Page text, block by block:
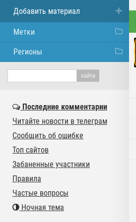
Добавить материал
Метки
Регионы
Последние комментарии
Читайте новости в телеграм
Сообщить об ошибке
Топ сайтов
Забаненные участники
Правила
Частые вопросы
Ночная тема